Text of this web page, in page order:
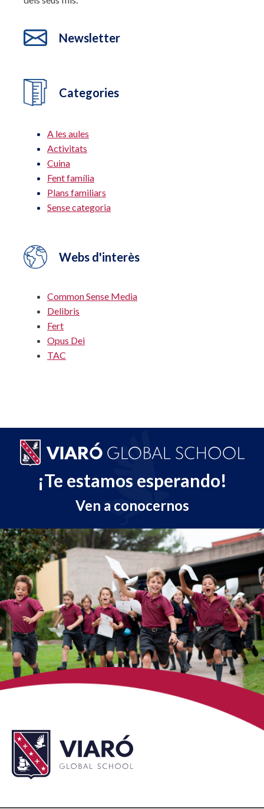
Newsletter
Categories
A les aules
Activitats
Cuina
Fent família
Plans familiars
Sense categoria
Webs d'interès
Common Sense Media
Delibris
Fert
Opus Dei
TAC
¡Te estamos esperando!
Ven a conocernos